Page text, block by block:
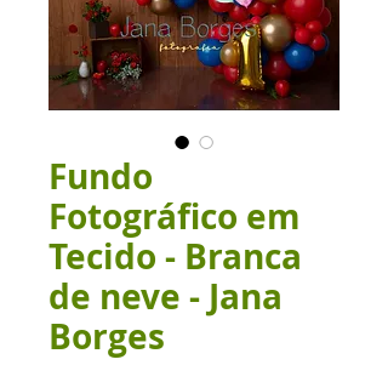
Fundo
Fotográfico em
Tecido - Branca
de neve - Jana
Borges